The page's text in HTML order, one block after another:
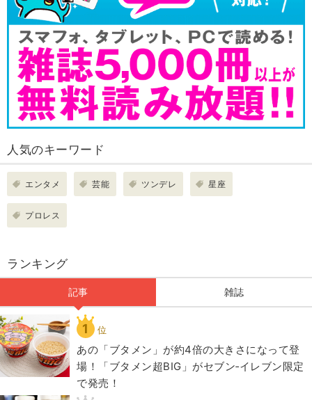
人気のキーワード
エンタメ 芸能 ツンデレ 星座
プロレス
ランキング
記事 雑誌
1 位
あの「ブタメン」が約4倍の大きさになって登
場！「ブタメン超BIG」がセブン‐イレブン限定
で発売！